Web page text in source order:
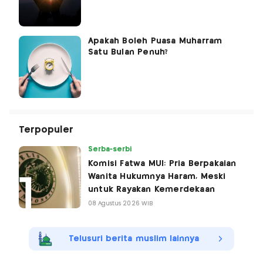
Apakah Boleh Puasa Muharram
Satu Bulan Penuh?
Terpopuler
Serba-serbi
Komisi Fatwa MUI: Pria Berpakaian
Wanita Hukumnya Haram, Meski
untuk Rayakan Kemerdekaan
08 Agustus 2026 WIB
Telusuri berita muslim lainnya